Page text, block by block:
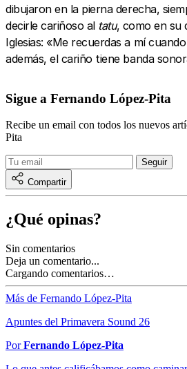
dibujaron en la pierna derecha,
decirle cariñoso al tatu, como en su
Iglesias: «Me recuerdas a mí
además, el cariño tiene banda
Sigue a Fernando López-Pita
Recibe un email con todos los nuevos
Pita
Compartir
¿Qué opinas?
Sin comentarios
Deja un comentario...
Cargando comentarios…
Más de Fernando López-Pita
Apuntes del Primavera Sound 26
PorFernando López-Pita